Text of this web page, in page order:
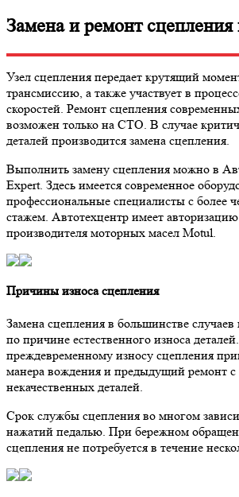
Замена и ремонт сцепления
Узел сцепления передает крутящий
трансмиссию, а также участвует в
скоростей. Ремонт сцепления
возможен только на СТО. В случае
деталей производится замена сцепления.
Выполнить замену сцепления можно в
Expert. Здесь имеется современное
профессиональные специалисты с более
стажем. Автотехцентр имеет
производителя моторных масел Motul.
Причины износа сцепления
Замена сцепления в большинстве случаев
по причине естественного износа
преждевременному износу сцепления
манера вождения и предыдущий ремонт с
некачественных деталей.
Срок службы сцепления во многом
нажатий педалью. При бережном
сцепления не потребуется в течение